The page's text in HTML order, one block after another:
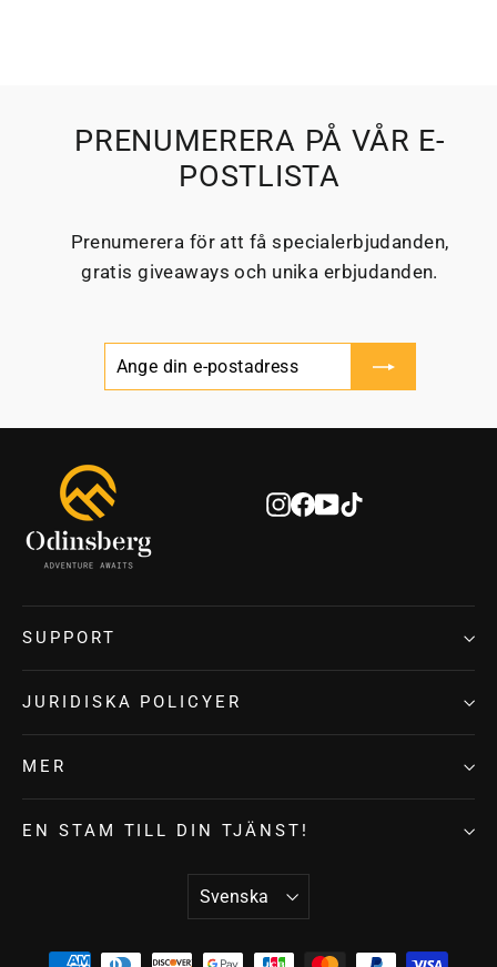
PRENUMERERA PÅ VÅR E-
POSTLISTA
Prenumerera för att få specialerbjudanden,
gratis giveaways och unika erbjudanden.
Ange
din
Prenumerera
Instagram
Facebook
YouTube
SUPPORT
JURIDISKA POLICYER
MER
EN STAM TILL DIN TJÄNST!
SPRÅK
Svenska